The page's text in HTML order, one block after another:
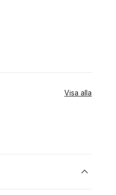
Visa alla